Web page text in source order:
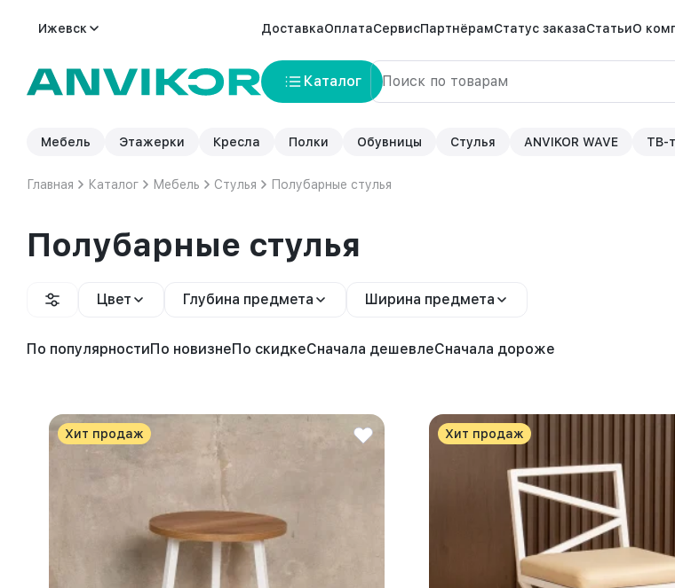
Ижевск ДоставкаОплатаСервисПартнёрамСтатус заказаСтатьиО
Каталог
Мебель Этажерки Кресла Полки Обувницы Стулья ANVIKOR WAVE ТВ-
Главная Каталог Мебель Стулья Полубарные стулья
Полубарные стулья
Цвет Глубина предмета Ширина предмета
По популярностиПо новизнеПо скидкеСначала дешевлеСначала дороже
Хит продаж Хит продаж